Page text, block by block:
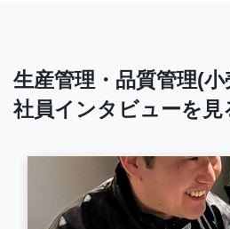
生産管理・品質管理(
社員インタビューを見